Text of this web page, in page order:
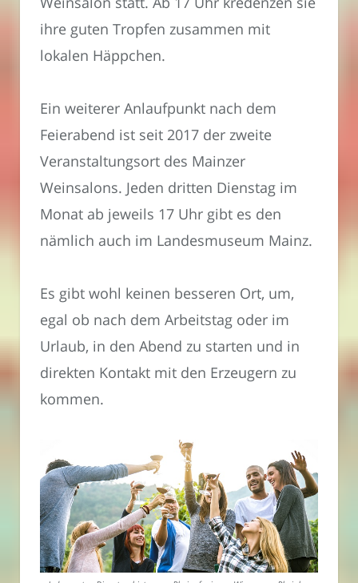
ihre guten Tropfen zusammen mit
lokalen Häppchen.
Ein weiterer Anlaufpunkt nach dem
Feierabend ist seit 2017 der zweite
Veranstaltungsort des Mainzer
Weinsalons. Jeden dritten Dienstag im
Monat ab jeweils 17 Uhr gibt es den
nämlich auch im Landesmuseum Mainz.
Es gibt wohl keinen besseren Ort, um,
egal ob nach dem Arbeitstag oder im
Urlaub, in den Abend zu starten und in
direkten Kontakt mit den Erzeugern zu
kommen.